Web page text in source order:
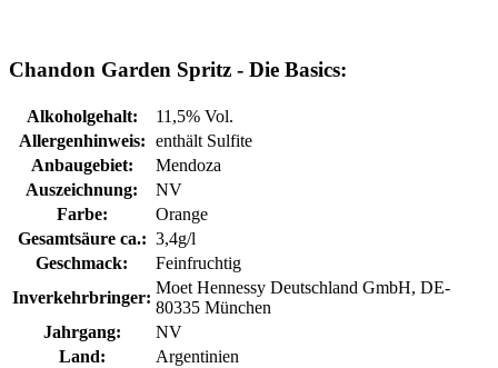
Chandon Garden Spritz - Die Basics:
Alkoholgehalt:
11,5% Vol.
Allergenhinweis: enthält Sulfite
Anbaugebiet:
Mendoza
Auszeichnung:
NV
Farbe:
Orange
Gesamtsäure ca.: 3,4g/l
Geschmack:
Feinfruchtig
Inverkehrbringer:
Moet Hennessy Deutschland GmbH, DE-
80335 München
Jahrgang:
NV
Land:
Argentinien